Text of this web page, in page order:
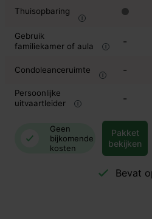
Thuisopbaring
Gebruik
familiekamer of aula
-
Condoleanceruimte -
Persoonlijke
uitvaartleider
-
Geen
bijkomende
kosten
Pakket
bekijken
Bevat